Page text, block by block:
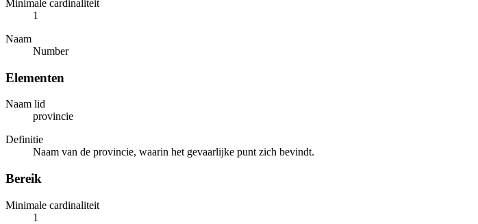
Minimale cardinaliteit
1
Naam
Number
Elementen
Naam lid
provincie
Definitie
Naam van de provincie, waarin het gevaarlijke punt zich bevindt.
Bereik
Minimale cardinaliteit
1